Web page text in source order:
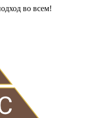
во всем!